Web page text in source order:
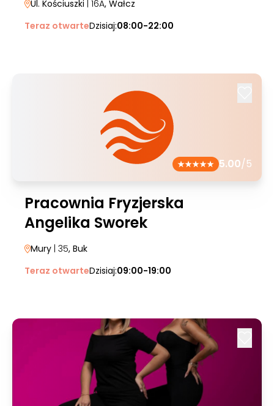
Ul. Kościuszki | 16A, Wałcz
Teraz otwarteDzisiaj:08:00-22:00
5.00/5
Pracownia Fryzjerska
Angelika Sworek
Mury | 35, Buk
Teraz otwarteDzisiaj:09:00-19:00